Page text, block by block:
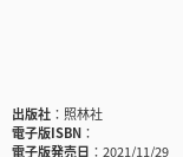
出版社
照林社
電子版ISBN
電子版発売日
2021/11/29